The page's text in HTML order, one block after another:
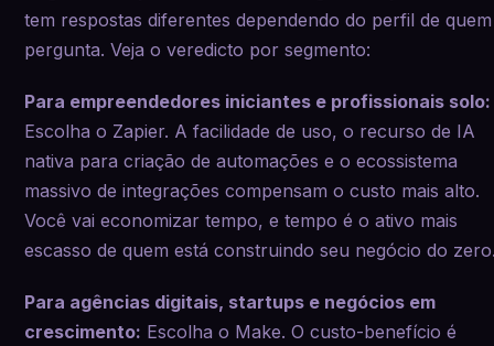
tem respostas diferentes dependendo do perfil de quem
pergunta. Veja o veredicto por segmento:
Para empreendedores iniciantes e profissionais solo:
Escolha o Zapier. A facilidade de uso, o recurso de IA
nativa para criação de automações e o ecossistema
massivo de integrações compensam o custo mais alto.
Você vai economizar tempo, e tempo é o ativo mais
escasso de quem está construindo seu negócio do
Para agências digitais, startups e negócios em
crescimento: Escolha o Make. O custo-benefício é